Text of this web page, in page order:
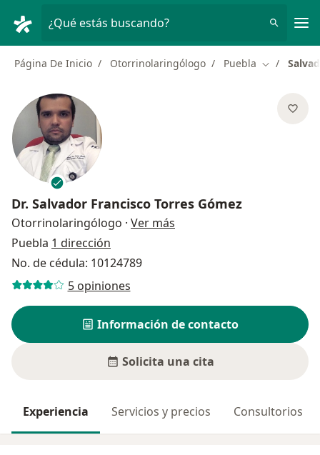
¿Qué estás buscando?
Página De Inicio Otorrinolaringólogo Puebla Cambiar
Dr. Salvador Francisco Torres Gómez
Otorrinolaringólogo · Ver más
Puebla 1 dirección
No. de cédula: 10124789
5 opiniones
Información de contacto
Solicita una cita
Experiencia Servicios y precios Consultorios